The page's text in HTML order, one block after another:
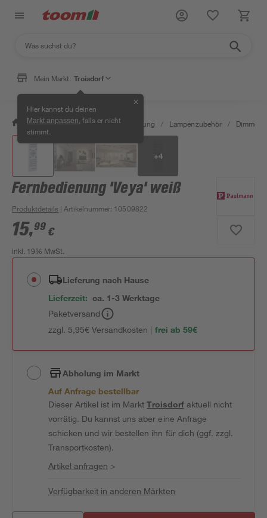
Mein Markt: Troisdorf
Hier kannst du deinen
Markt anpassen , falls er nicht
stimmt.
✕
/ Wohnen & Haushalt / Beleuchtung / Lampenzubehör / Dimmer
+4
Fernbedienung 'Veya' weiß
Produktdetails | Artikelnummer: 10509822
15,99 €
inkl. 19% MwSt.
Lieferung nach Hause
Lieferzeit: ca. 1-3 Werktage
Paketversand
zzgl. 5,95€ Versandkosten | frei ab 59€
Abholung im Markt
Auf Anfrage bestellbar
Dieser Artikel ist im MarktTroisdorfaktuell nicht
vorrätig. Du kannst uns aber eine Anfrage
schicken und wir bestellen ihn für dich (ggf. zzgl.
Transportkosten).
Artikel anfragen >
Verfügbarkeit in anderen Märkten